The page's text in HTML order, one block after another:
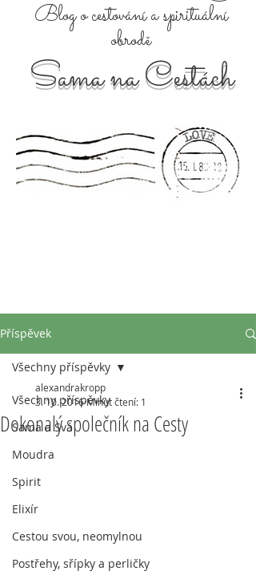
Sama na Cestách
Blog o cestování a spirituální
obrodě
Příspěvek
Všechny příspěvky
Sama a Svá
Moudra
Spirit
Elixír
Cestou svou, neomylnou
Postřehy, sřípky a perličky
Všechny příspěvky
Dokonalý společník na Cesty
alexandrakropp
3. 10. 2016 Minut čtení: 1